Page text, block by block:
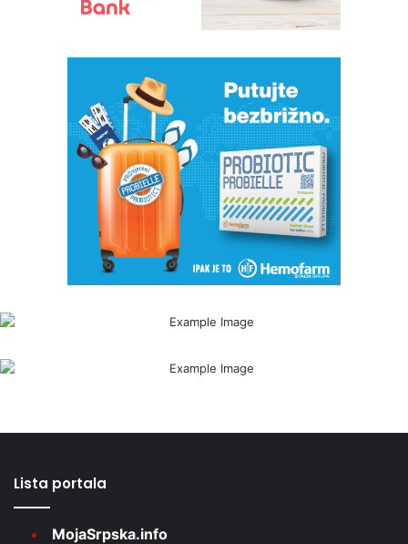
Lista portala
MojaSrpska.info